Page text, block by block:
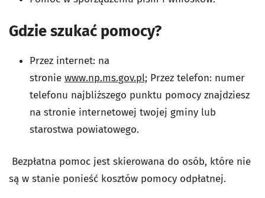
Gdzie szukać pomocy?
Przez internet: na
stronie www.np.ms.gov.pl; Przez telefon: numer
telefonu najbliższego punktu pomocy znajdziesz
na stronie internetowej twojej gminy lub
starostwa powiatowego.
Bezpłatna pomoc jest skierowana do osób, które nie
są w stanie ponieść kosztów pomocy odpłatnej.